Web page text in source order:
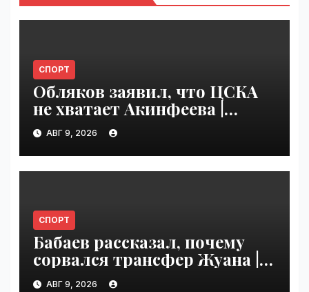
СПОРТ
Обляков заявил, что ЦСКА
не хватает Акинфеева |
VseTime.ru
АВГ 9, 2026
СПОРТ
Бабаев рассказал, почему
сорвался трансфер Жуана |
VseTime.ru
АВГ 9, 2026